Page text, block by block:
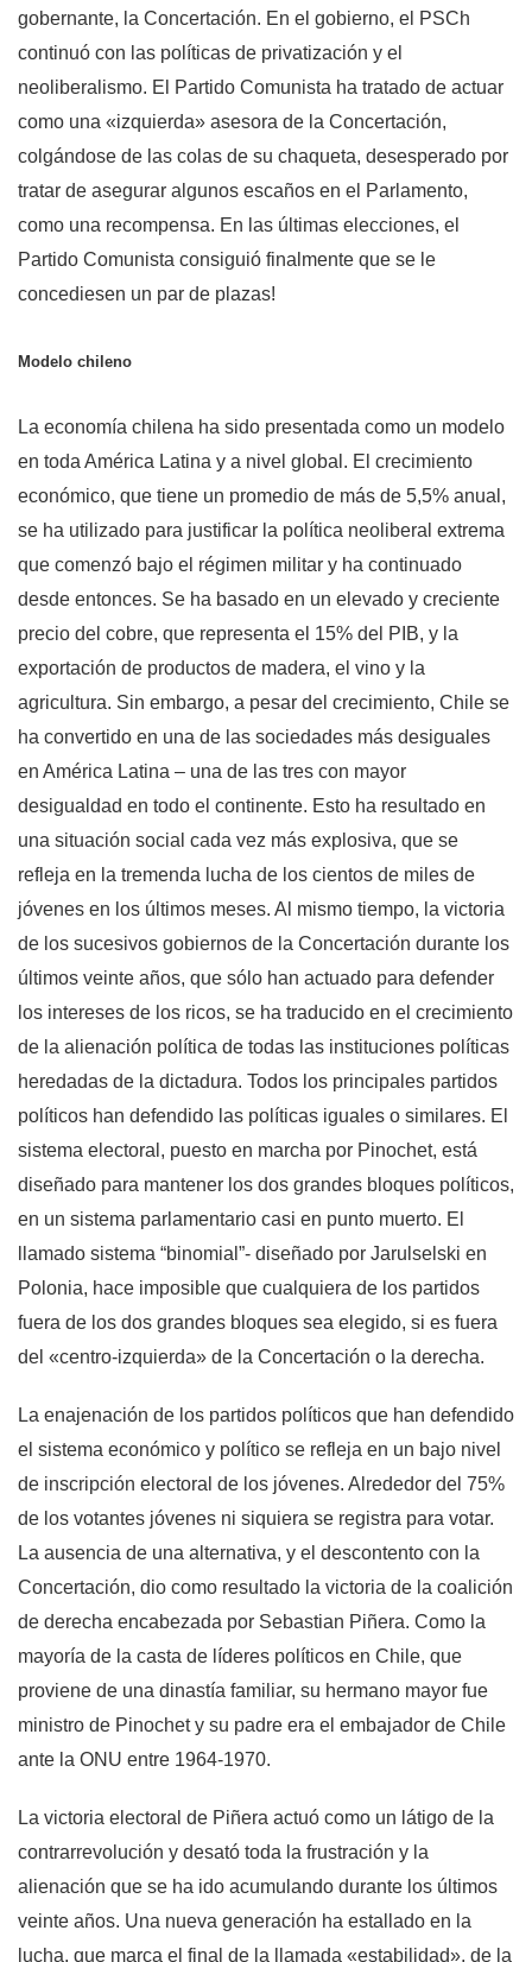
gobernante, la Concertación. En el gobierno, el PSCh
continuó con las políticas de privatización y el
neoliberalismo. El Partido Comunista ha tratado de actuar
como una «izquierda» asesora de la Concertación,
colgándose de las colas de su chaqueta, desesperado por
tratar de asegurar algunos escaños en el Parlamento,
como una recompensa. En las últimas elecciones, el
Partido Comunista consiguió finalmente que se le
concediesen un par de plazas!
Modelo chileno
La economía chilena ha sido presentada como un modelo
en toda América Latina y a nivel global. El crecimiento
económico, que tiene un promedio de más de 5,5% anual,
se ha utilizado para justificar la política neoliberal extrema
que comenzó bajo el régimen militar y ha continuado
desde entonces. Se ha basado en un elevado y creciente
precio del cobre, que representa el 15% del PIB, y la
exportación de productos de madera, el vino y la
agricultura. Sin embargo, a pesar del crecimiento, Chile se
ha convertido en una de las sociedades más desiguales
en América Latina – una de las tres con mayor
desigualdad en todo el continente. Esto ha resultado en
una situación social cada vez más explosiva, que se
refleja en la tremenda lucha de los cientos de miles de
jóvenes en los últimos meses. Al mismo tiempo, la victoria
de los sucesivos gobiernos de la Concertación durante los
últimos veinte años, que sólo han actuado para defender
los intereses de los ricos, se ha traducido en el crecimiento
de la alienación política de todas las instituciones políticas
heredadas de la dictadura. Todos los principales partidos
políticos han defendido las políticas iguales o similares. El
sistema electoral, puesto en marcha por Pinochet, está
diseñado para mantener los dos grandes bloques políticos,
en un sistema parlamentario casi en punto muerto. El
llamado sistema “binomial”- diseñado por Jarulselski en
Polonia, hace imposible que cualquiera de los partidos
fuera de los dos grandes bloques sea elegido, si es fuera
del «centro-izquierda» de la Concertación o la derecha.
La enajenación de los partidos políticos que han defendido
el sistema económico y político se refleja en un bajo nivel
de inscripción electoral de los jóvenes. Alrededor del 75%
de los votantes jóvenes ni siquiera se registra para votar.
La ausencia de una alternativa, y el descontento con la
Concertación, dio como resultado la victoria de la coalición
de derecha encabezada por Sebastian Piñera. Como la
mayoría de la casta de líderes políticos en Chile, que
proviene de una dinastía familiar, su hermano mayor fue
ministro de Pinochet y su padre era el embajador de Chile
ante la ONU entre 1964-1970.
La victoria electoral de Piñera actuó como un látigo de la
contrarrevolución y desató toda la frustración y la
alienación que se ha ido acumulando durante los últimos
veinte años. Una nueva generación ha estallado en la
lucha, que marca el final de la llamada «estabilidad», de la